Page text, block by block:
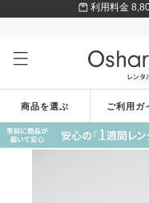
利用料金
商品を選ぶ ご利用ガ